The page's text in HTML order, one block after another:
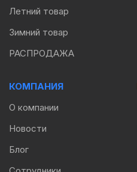
Летний товар
Зимний товар
РАСПРОДАЖА
КОМПАНИЯ
О компании
Новости
Блог